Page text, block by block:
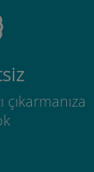
çıkarmanıza